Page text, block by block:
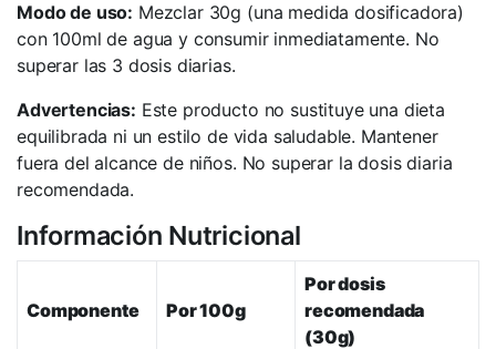
Modo de uso: Mezclar 30g (una medida dosificadora)
con 100ml de agua y consumir inmediatamente. No
superar las 3 dosis diarias.
Advertencias: Este producto no sustituye una dieta
equilibrada ni un estilo de vida saludable. Mantener
fuera del alcance de niños. No superar la dosis diaria
recomendada.
Información Nutricional
Componente Por 100g
Por dosis
recomendada
(30g)